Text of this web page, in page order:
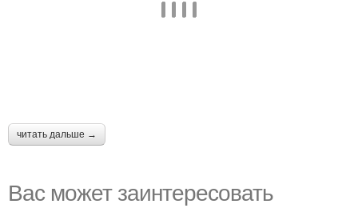
читать дальше →
Вас может заинтересовать